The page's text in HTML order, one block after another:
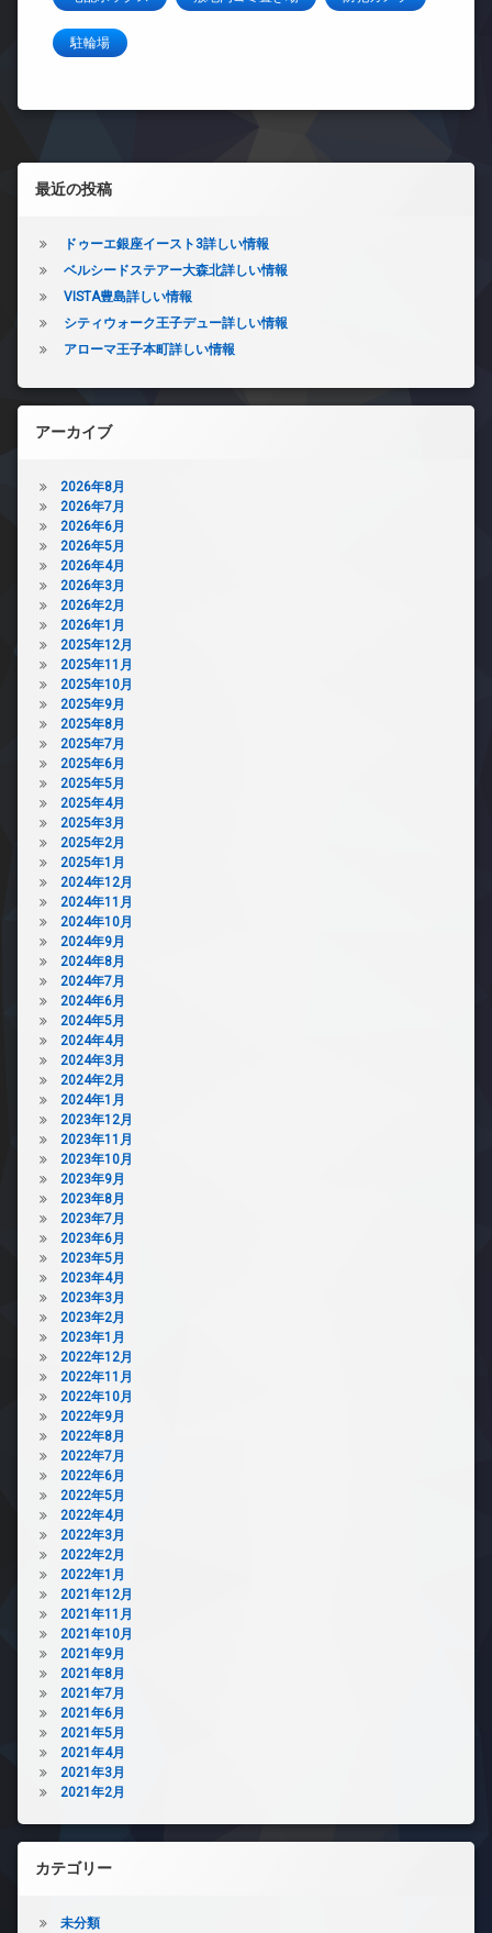
駐輪場
左サイドバー
最近の投稿
ドゥーエ銀座イースト3詳しい情報
ベルシードステアー大森北詳しい情報
VISTA豊島詳しい情報
シティウォーク王子デュー詳しい情報
アローマ王子本町詳しい情報
アーカイブ
2026年8月
2026年7月
2026年6月
2026年5月
2026年4月
2026年3月
2026年2月
2026年1月
2025年12月
2025年11月
2025年10月
2025年9月
2025年8月
2025年7月
2025年6月
2025年5月
2025年4月
2025年3月
2025年2月
2025年1月
2024年12月
2024年11月
2024年10月
2024年9月
2024年8月
2024年7月
2024年6月
2024年5月
2024年4月
2024年3月
2024年2月
2024年1月
2023年12月
2023年11月
2023年10月
2023年9月
2023年8月
2023年7月
2023年6月
2023年5月
2023年4月
2023年3月
2023年2月
2023年1月
2022年12月
2022年11月
2022年10月
2022年9月
2022年8月
2022年7月
2022年6月
2022年5月
2022年4月
2022年3月
2022年2月
2022年1月
2021年12月
2021年11月
2021年10月
2021年9月
2021年8月
2021年7月
2021年6月
2021年5月
2021年4月
2021年3月
2021年2月
カテゴリー
未分類